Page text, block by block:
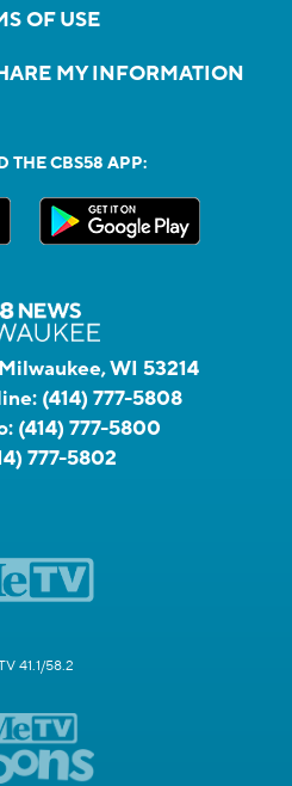
OF USE
MY INFORMATION
THE CBS58 APP:
WI 53214
(414) 777-5808
(414) 777-5800
777-5802
41.1/58.2